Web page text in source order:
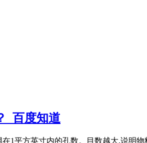
_百度知道
1平方英寸内的孔数。目数越大,说明